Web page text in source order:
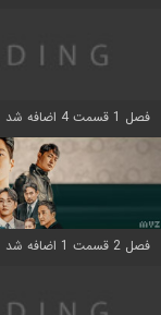
فصل 1 قسمت 4 اضافه شد
فصل 2 قسمت 1 اضافه شد